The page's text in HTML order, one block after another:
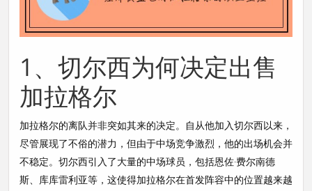
1、切尔西为何决定出售
加拉格尔
加拉格尔的离队并非突如其来的决定。自从他加入切尔西以来，
尽管展现了不俗的潜力，但由于中场竞争激烈，他的出场机会并
不稳定。切尔西引入了大量的中场球员，包括恩佐·费尔南德
斯、库库雷利亚等，这使得加拉格尔在首发阵容中的位置越来越